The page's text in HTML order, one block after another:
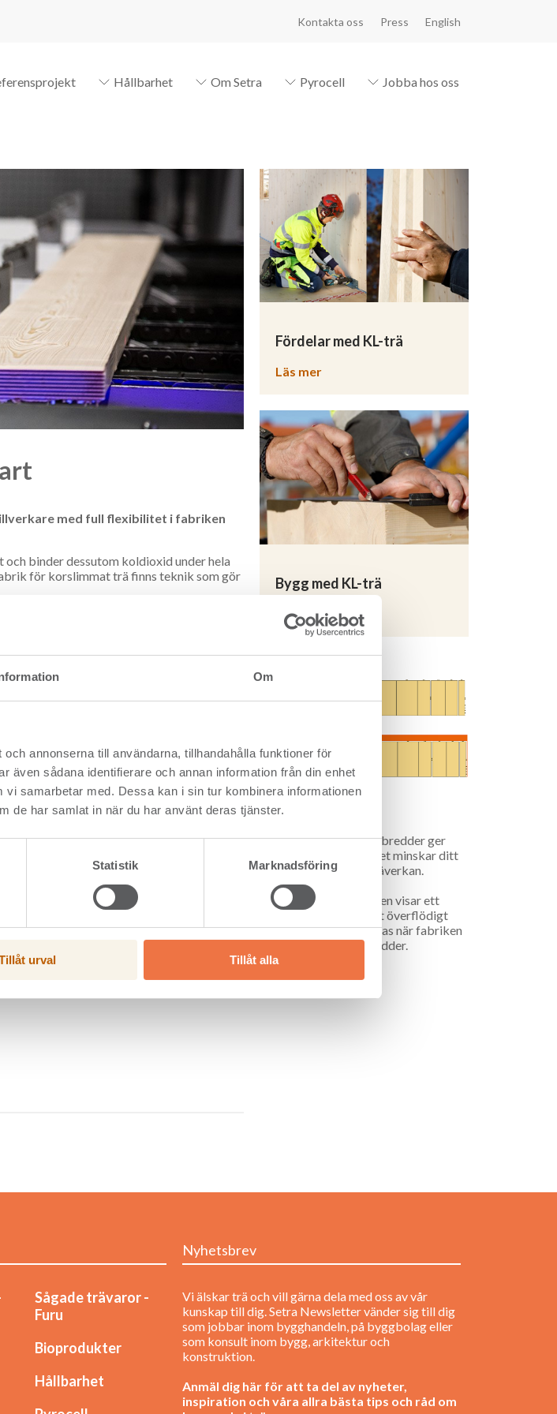
Om
annonserna till användarna, tillhandahålla funktioner för
även sådana identifierare och annan information från din enhet
samarbetar med. Dessa kan i sin tur kombinera informationen
de har samlat in när du har använt deras tjänster.
Statistik Marknadsföring
urval Tillåt alla
Kontakta oss Press English
Hållbarhet Om Setra Pyrocell Jobba hos oss
med full flexibilitet i fabriken
binder dessutom koldioxid under hela
för korslimmat trä finns teknik som gör
andra tillverkarna, som är bundna till
tillverkas för att använda så lite råvara
som bredast 3,55 meter. När
byggnad blir spillet minimalt.
så lite
så klart bra att inte använda mer trä än
råvara som går åt.
gör att det krävs mindre råvara in och det
på att fråga sin leverantör om vilka
Fördelar med KL-trä
Läs mer
Bygg med KL-trä
Läs mer
Flexibla bredder
En fabrik med flexibla bredder ger
minimalt med spill vilket minskar ditt
byggprojekts klimatpåverkan.
Den orange markeringen visar ett
exempel på hur mycket överflödigt
material som produceras när fabriken
är bunden till fasta bredder.
Sågade trävaror -
Furu
Bioprodukter
Hållbarhet
Nyhetsbrev
Vi älskar trä och vill gärna dela med oss av vår
kunskap till dig. Setra Newsletter vänder sig till dig
som jobbar inom bygghandeln, på byggbolag eller
som konsult inom bygg, arkitektur och
konstruktion.
Anmäl dig här för att ta del av nyheter,
inspiration och våra allra bästa tips och råd om